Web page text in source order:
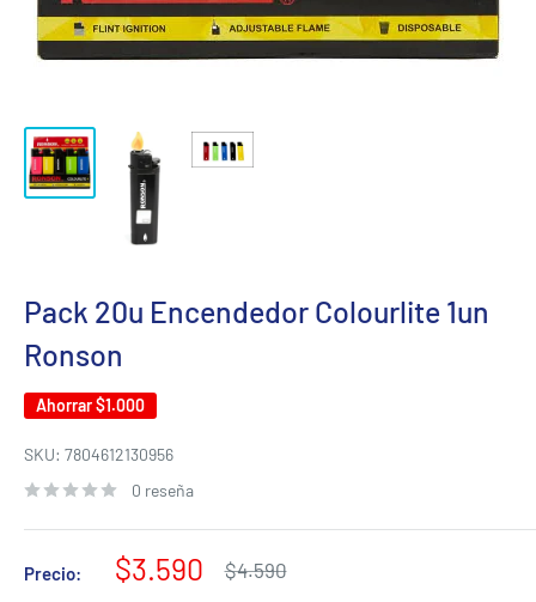
Pack 20u Encendedor Colourlite 1un
Ronson
Ahorrar$1.000
SKU: 7804612130956
0 reseña
Precio:
Precio
$3.590
Precio
habitual
$4.590